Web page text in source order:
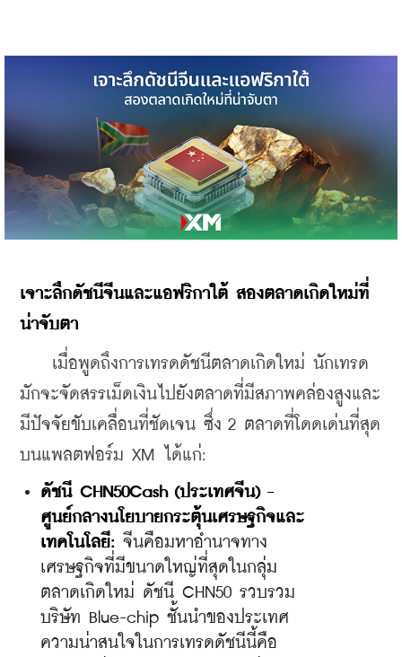
​เจาะลึกดัชนีจีนและแอฟริกาใต้ สองตลาดเกิดใหม่ที่
น่าจับตา
เมื่อพูดถึงการเทรดดัชนีตลาดเกิดใหม่ นักเทรด
มักจะจัดสรรเม็ดเงินไปยังตลาดที่มีสภาพคล่องสูงและ
มีปัจจัยขับเคลื่อนที่ชัดเจน ซึ่ง 2 ตลาดที่โดดเด่นที่สุด
บนแพลตฟอร์ม XM ได้แก่:
ดัชนี CHN50Cash (ประเทศจีน) -
ศูนย์กลางนโยบายกระตุ้นเศรษฐกิจและ
เทคโนโลยี: จีนคือมหาอำนาจทาง
เศรษฐกิจที่มีขนาดใหญ่ที่สุดในกลุ่ม
ตลาดเกิดใหม่ ดัชนี CHN50 รวบรวม
บริษัท Blue-chip ชั้นนำของประเทศ
ความน่าสนใจในการเทรดดัชนีนี้คือ